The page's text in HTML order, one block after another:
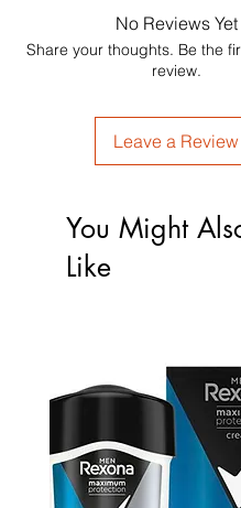
No Reviews Yet
Share your thoughts. Be the
review.
Leave a Review
You Might
Like